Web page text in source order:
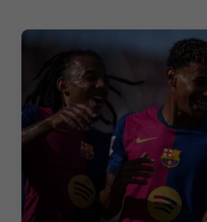
FC Barcelona club badge